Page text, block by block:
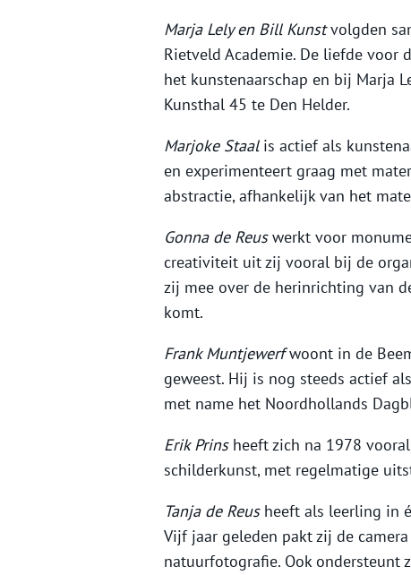
Marja Lely en Bill Kunstvolgden
Rietveld Academie. De liefde voor
het kunstenaarschap en bij Marja
Kunsthal 45 te Den Helder.
Marjoke Staalis actief als
en experimenteert graag met
abstractie, afhankelijk van het
Gonna de Reuswerkt voor
creativiteit uit zij vooral bij de
zij mee over de herinrichting van
komt.
Frank Muntjewerfwoont in de
geweest. Hij is nog steeds actief
met name het Noordhollands
Erik Prinsheeft zich na 1978
schilderkunst, met regelmatige
Tanja de Reus heeft als leerling in
Vijf jaar geleden pakt zij de
natuurfotografie. Ook ondersteunt